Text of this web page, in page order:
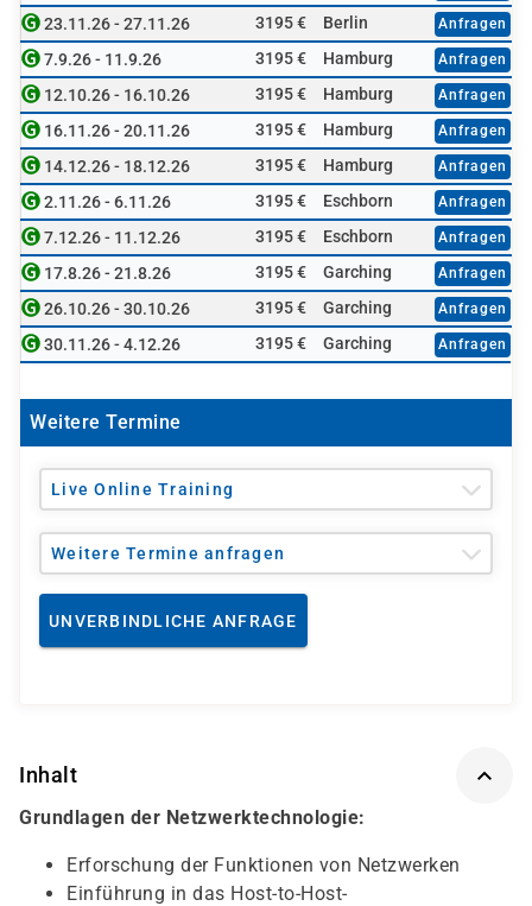
23.11.26 - 27.11.26 3195 € Berlin Anfragen
7.9.26 - 11.9.26 3195 € Hamburg Anfragen
12.10.26 - 16.10.26 3195 € Hamburg Anfragen
16.11.26 - 20.11.26 3195 € Hamburg Anfragen
14.12.26 - 18.12.26 3195 € Hamburg Anfragen
2.11.26 - 6.11.26 3195 € Eschborn Anfragen
7.12.26 - 11.12.26 3195 € Eschborn Anfragen
17.8.26 - 21.8.26 3195 € Garching Anfragen
26.10.26 - 30.10.26 3195 € Garching Anfragen
30.11.26 - 4.12.26 3195 € Garching Anfragen
Weitere Termine
Live Online Training
Weitere Termine anfragen
UNVERBINDLICHE ANFRAGE
Inhalt
Grundlagen der Netzwerktechnologie:
Erforschung der Funktionen von Netzwerken
Einführung in das Host-to-Host-